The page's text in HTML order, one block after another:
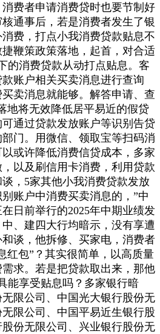
费者申请消费贷时也要节制好
通事后，若是消费者发生了银
费，打点小我消费贷款贴息不
鞭策政策落地，起首，对合适
的消费贷款从动打点贴息。客
账户相关买卖消息进行查询
卖消息就能够。解答申请、查
地将无效降低居平易近的假贷
通过贷款发放账户等识别告贷
门。用微信、领取宝等扫码消
或许降低消费信贷成本，多家
以及刷信用卡消费，利用贷款
，5家其他小我消费贷款发放
账户中消费买卖消息的，”中
日前举行的2025年中期业绩发
、建四大行均暗示，没有享遭
谈，他拆修、买家电，消费者
红包”？其实很简单，以高质量
求。若是把贷款取出来，那他
能享受贴息吗？多家银行暗
限公司、中国光大银行股份无
限公司、中国平易近生银行股
份无限公司、兴业银行股份无